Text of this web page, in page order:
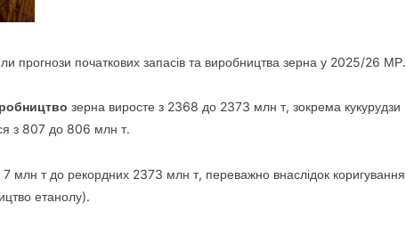
прогнози початкових запасів та виробництва зерна у 2025/26 МР.
зерна виросте з 2368 до 2373 млн т, зокрема кукурудзи
з 807 до 806 млн т.
млн т до рекордних 2373 млн т, переважно внаслідок коригування
етанолу).